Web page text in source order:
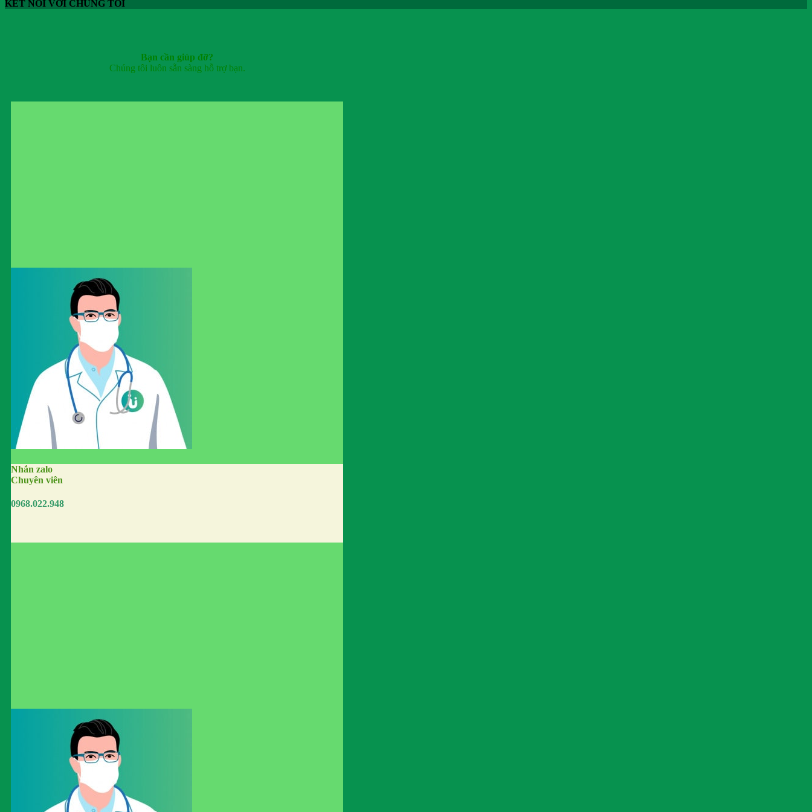
KẾT NỐI VỚI CHÚNG TÔI
Bạn cần giúp đỡ?
Chúng tôi luôn sẵn sàng hỗ trợ bạn.
Nhắn zalo
Chuyên viên
0968.022.948